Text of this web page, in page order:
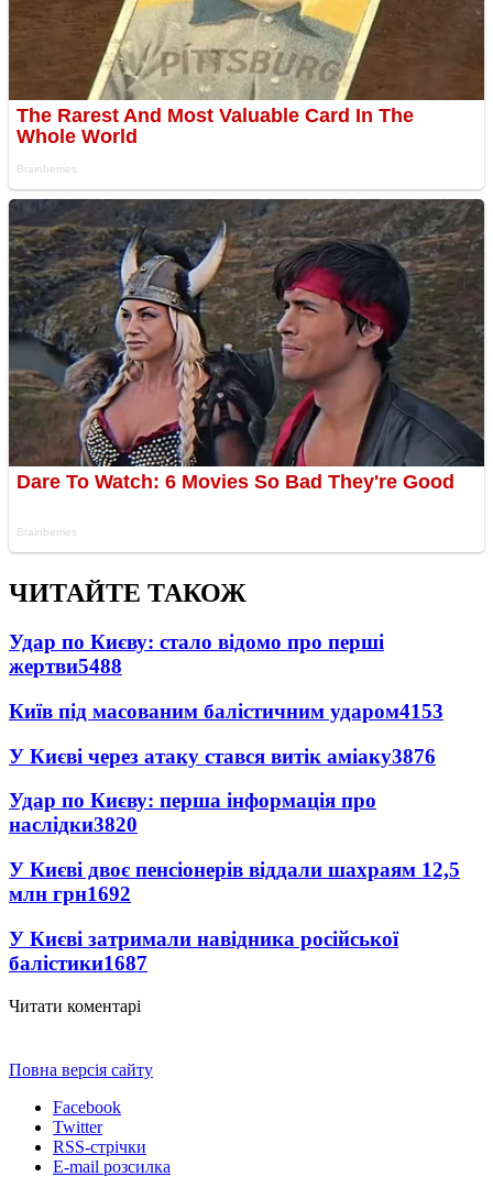
ЧИТАЙТЕ ТАКОЖ
Удар по Києву: стало відомо про перші
жертви5488
Київ під масованим балістичним ударом4153
У Києві через атаку стався витік аміаку3876
Удар по Києву: перша інформація про
наслідки3820
У Києві двоє пенсіонерів віддали шахраям 12,5
млн грн1692
У Києві затримали навідника російської
балістики1687
Читати коментарі
Повна версія сайту
Facebook
Twitter
RSS-стрічки
E-mail розсилка